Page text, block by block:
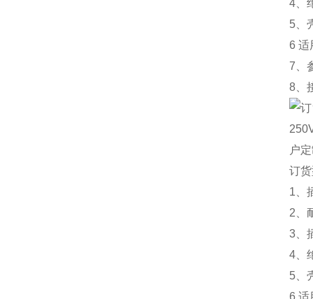
4、
5、
6 适
7、
8、
订
1、
2、
3、
4、
5、
6 适